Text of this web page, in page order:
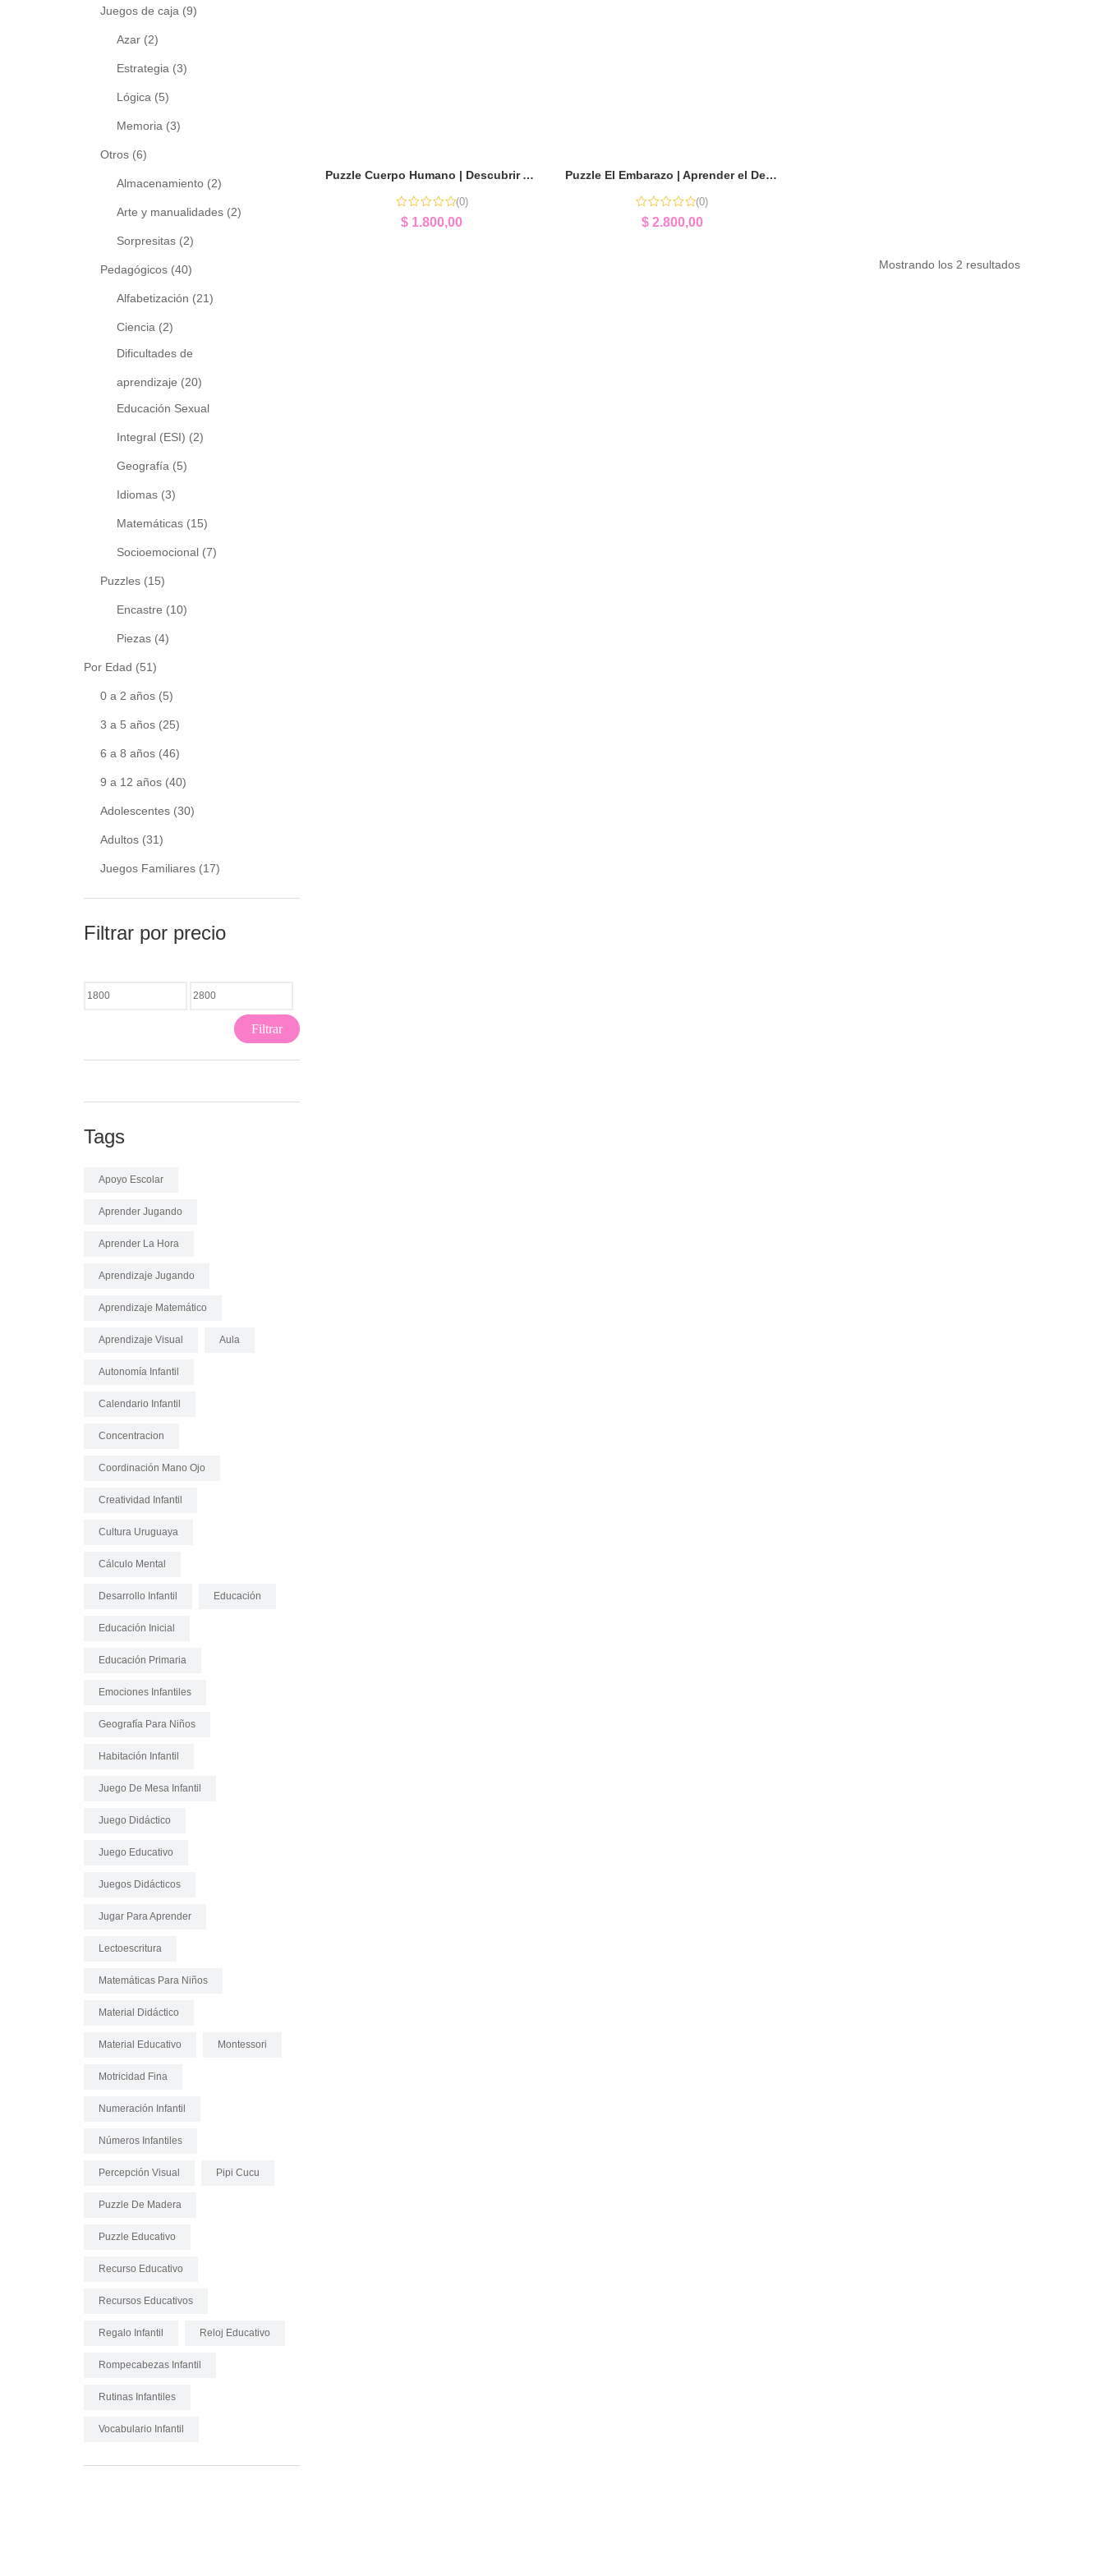
Juegos de caja (9)
Azar (2)
Estrategia (3)
Lógica (5)
Memoria (3)
Otros (6)
Almacenamiento (2)
Arte y manualidades (2)
Sorpresitas (2)
Pedagógicos (40)
Alfabetización (21)
Ciencia (2)
Dificultades de
aprendizaje (20)
Educación Sexual
Integral (ESI) (2)
Geografía (5)
Idiomas (3)
Matemáticas (15)
Socioemocional (7)
Puzzles (15)
Encastre (10)
Piezas (4)
Por Edad (51)
0 a 2 años (5)
3 a 5 años (25)
6 a 8 años (46)
9 a 12 años (40)
Adolescentes (30)
Adultos (31)
Juegos Familiares (17)
Filtrar por precio
Filtrar
Tags
Apoyo Escolar
Aprender Jugando
Aprender La Hora
Aprendizaje Jugando
Aprendizaje Matemático
Aprendizaje Visual Aula
Autonomía Infantil
Calendario Infantil
Concentracion
Coordinación Mano Ojo
Creatividad Infantil
Cultura Uruguaya
Cálculo Mental
Desarrollo Infantil Educación
Educación Inicial
Educación Primaria
Emociones Infantiles
Geografía Para Niños
Habitación Infantil
Juego De Mesa Infantil
Juego Didáctico
Juego Educativo
Juegos Didácticos
Jugar Para Aprender
Lectoescritura
Matemáticas Para Niños
Material Didáctico
Material Educativo Montessori
Motricidad Fina
Numeración Infantil
Números Infantiles
Percepción Visual Pipi Cucu
Puzzle De Madera
Puzzle Educativo
Recurso Educativo
Recursos Educativos
Regalo Infantil Reloj Educativo
Rompecabezas Infantil
Rutinas Infantiles
Vocabulario Infantil
Puzzle Cuerpo Humano | Descubrir Anatomía Jugando
(0)
$ 1.800,00
Puzzle El Embarazo | Aprender el Desarrollo de la Vida
(0)
$2.800,00
Mostrando los 2 resultados